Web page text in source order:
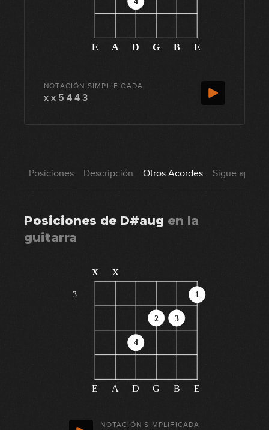
E A D G B E
NOTACIÓN SIMPLIFICADA
x x 5 4 4 3
Posiciones Descripción Otros Acordes Sigue
Posiciones de D#aug en la
guitarra
3
E A D G B E
x x
4
2 3
1
NOTACIÓN SIMPLIFICADA